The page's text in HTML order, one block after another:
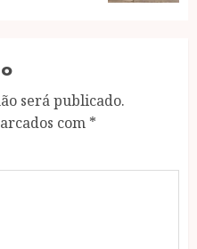
será publicado.
com *